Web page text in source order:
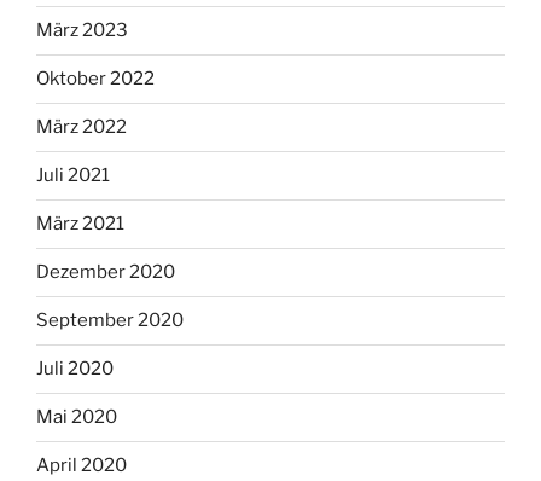
März 2023
Oktober 2022
März 2022
Juli 2021
März 2021
Dezember 2020
September 2020
Juli 2020
Mai 2020
April 2020